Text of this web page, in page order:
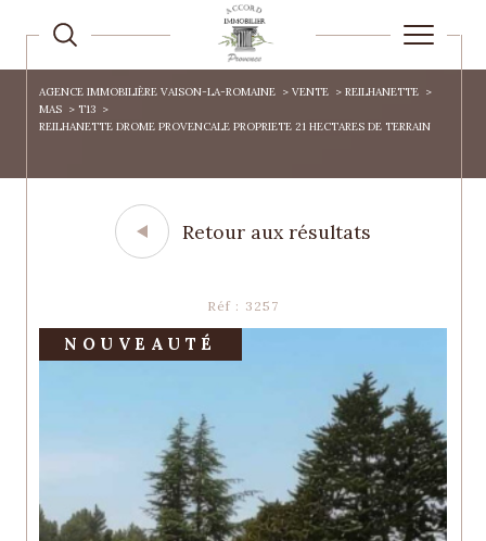
AGENCE IMMOBILIÈRE VAISON-LA-ROMAINE VENTE
REILHANETTE
MAS
T13
REILHANETTE DROME PROVENCALE PROPRIETE 21 HECTARES DE TERRAIN
Retour aux résultats
Réf : 3257
NOUVEAUTÉ